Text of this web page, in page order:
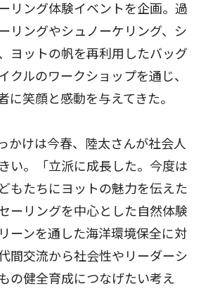
リング体験イベントを企画。過
リングやシュノーケリング、シ
ヨットの帆を再利用したバッグ
クルのワークショップを通じ、
に笑顔と感動を与えてきた。
かけは今春、陸太さんが社会人
い。「立派に成長した。今度は
もたちにヨットの魅力を伝えた
ーリングを中心とした自然体験
ーンを通した海洋環境保全に対
間交流から社会性やリーダーシ
の健全育成につなげたい考え